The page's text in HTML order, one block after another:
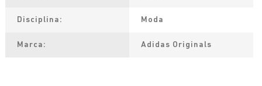
Disciplina Moda
Marca Adidas Originals